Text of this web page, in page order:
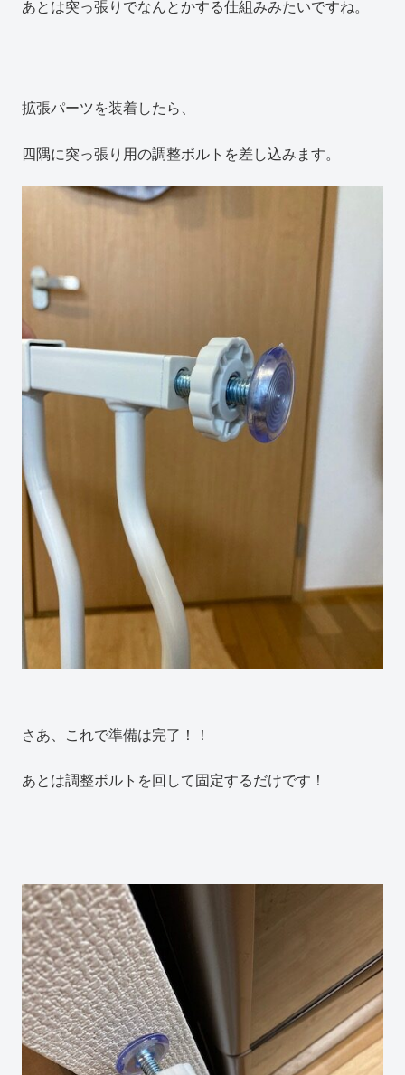
あとは突っ張りでなんとかする仕組みみたいですね。
拡張パーツを装着したら、
四隅に突っ張り用の調整ボルトを差し込みます。
さあ、これで準備は完了！！
あとは調整ボルトを回して固定するだけです！